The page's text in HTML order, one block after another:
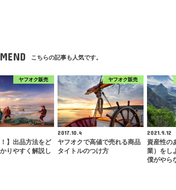
こちらの記事も人気です。
ヤフオク販売
！】出品方法をど
りやすく解説し
ヤフオク販売
2017.10.4
ヤフオクで高値で売れる商品
タイトルのつけ方
2021.9.12
資産性の
業）をし
僕がやら